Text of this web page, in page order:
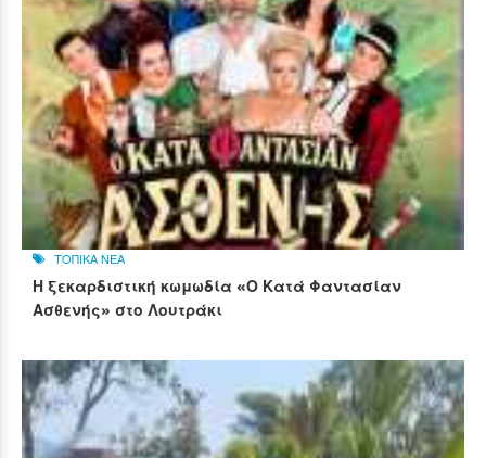
ΤΟΠΙΚΑ ΝΕΑ
Η ξεκαρδιστική κωμωδία «Ο Κατά Φαντασίαν
Ασθενής» στο Λουτράκι